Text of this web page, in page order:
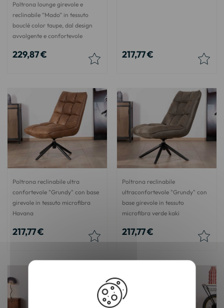
Poltrona lounge girevole e
reclinabile “Mado” in tessuto
bouclé color taupe, dal design
avvolgente e confortevole
229,87 € 217,77 €
Poltrona reclinabile ultra
confortevole "Grundy" con base
girevole in tessuto microfibra
Havana
217,77 €
Poltrona reclinabile
ultraconfortevole "Grundy" con
base girevole in tessuto
microfibra verde kaki
217,77 €